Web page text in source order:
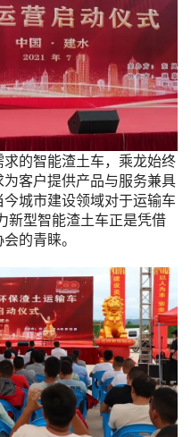
的智能渣土车，乘龙始终
客户提供产品与服务兼具
城市建设领域对于运输车
新型智能渣土车正是凭借
的青睐。